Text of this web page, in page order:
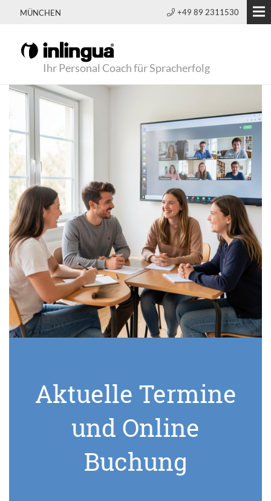
MÜNCHEN +49 89 2311530
Ihr Personal Coach für Spracherfolg
Aktuelle Termine
und Online
Buchung